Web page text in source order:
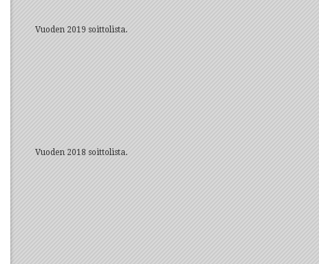
Vuoden 2019 soittolista.
Vuoden 2018 soittolista.